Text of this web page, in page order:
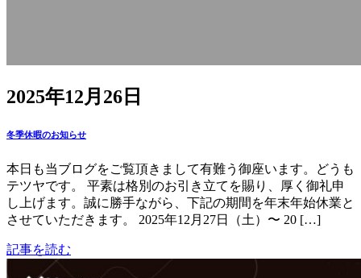
2025年12月26日
冬季休暇のお知らせ
本日も当ブログをご覧頂きまして有難う御座います。どうも
テツヤです。 平素は格別のお引き立てを賜り、厚く御礼申
し上げます。誠に勝手ながら、下記の期間を年末年始休業と
させていただきます。 2025年12月27日（土）〜 20 […]
記事を読む